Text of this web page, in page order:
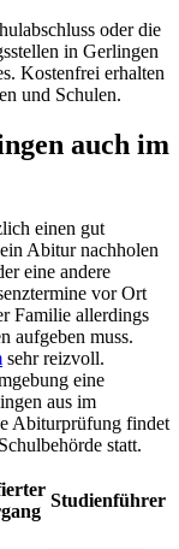
oder die
in Gerlingen
Kostenfrei erhalten
und Schulen.
auch im
einen gut
Abitur nachholen
eine andere
vor Ort
Familie allerdings
aufgeben muss.
sehr reizvoll.
eine
aus im
Abiturprüfung findet
statt.
Studienführer